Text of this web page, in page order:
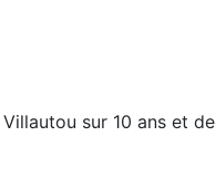
Villautou sur 10 ans et de